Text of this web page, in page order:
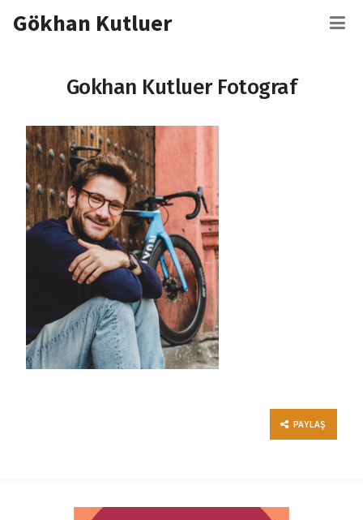
atlaGökhan Kutluer
Gokhan Kutluer Fotograf
PAYLAŞ